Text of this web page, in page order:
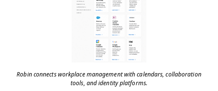
Robin connects workplace management with calendars, collaboration
tools, and identity platforms.